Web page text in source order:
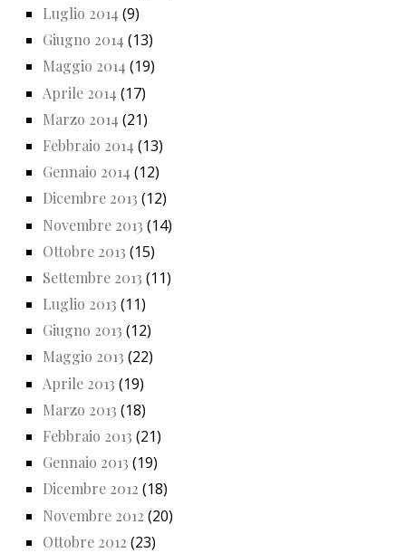
Luglio 2014 (9)
Giugno 2014 (13)
Maggio 2014 (19)
Aprile 2014 (17)
Marzo 2014 (21)
Febbraio 2014 (13)
Gennaio 2014 (12)
Dicembre 2013 (12)
Novembre 2013 (14)
Ottobre 2013 (15)
Settembre 2013 (11)
Luglio 2013 (11)
Giugno 2013 (12)
Maggio 2013 (22)
Aprile 2013 (19)
Marzo 2013 (18)
Febbraio 2013 (21)
Gennaio 2013 (19)
Dicembre 2012 (18)
Novembre 2012 (20)
Ottobre 2012 (23)